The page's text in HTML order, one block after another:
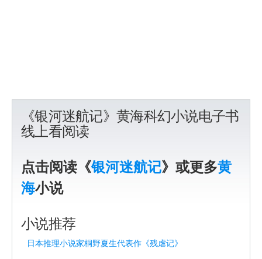
《银河迷航记》黄海科幻小说电子书
线上看阅读
点击阅读《银河迷航记》或更多黄
海小说
小说推荐
日本推理小说家桐野夏生代表作《残虐记》